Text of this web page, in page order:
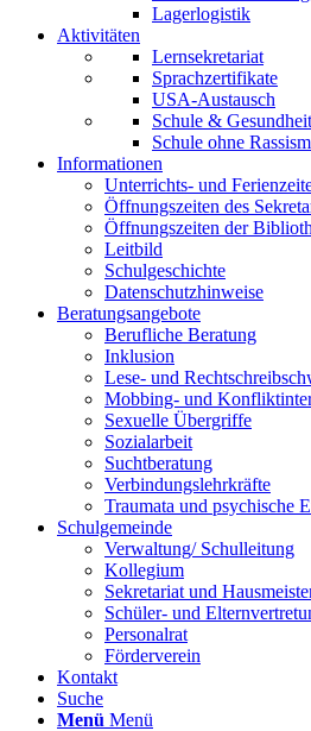
Lagerlogistik
Aktivitäten
Lernsekretariat
Sprachzertifikate
USA-Austausch
Schule & Gesundheit
Schule ohne
Informationen
Unterrichts- und
Öffnungszeiten des
Öffnungszeiten der
Leitbild
Schulgeschichte
Datenschutzhinweise
Beratungsangebote
Berufliche Beratung
Inklusion
Lese- und
Mobbing- und
Sexuelle Übergriffe
Sozialarbeit
Suchtberatung
Verbindungslehrkräfte
Traumata und psychische
Schulgemeinde
Verwaltung/ Schulleitung
Kollegium
Sekretariat und
Schüler- und
Personalrat
Förderverein
Kontakt
Suche
Menü Menü